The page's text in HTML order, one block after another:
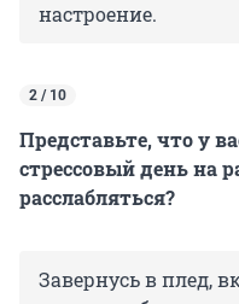
настроение.
2 / 10
Представьте, что у
стрессовый день на
расслабляться?
Завернусь в плед,